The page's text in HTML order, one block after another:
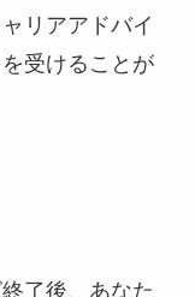
リアアドバイ
受けることが
了後、あなた